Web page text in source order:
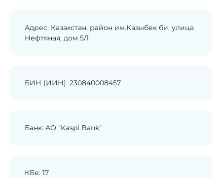
Адрес: Казахстан, район им.Казыбек би, улица
Нефтяная, дом 5/1
БИН (ИИН): 230840008457
Банк: АО "Kaspi Bank"
КБе: 17